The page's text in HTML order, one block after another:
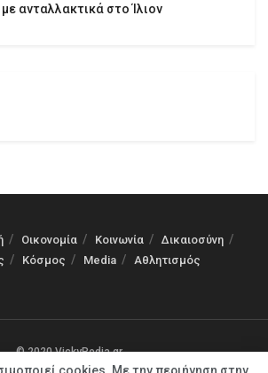
ανταλλακτικά στο Ίλιον
Οικονομία Κοινωνία
Δικαιοσύνη
Κόσμος Media Αθλητισμός
© 2020 VickyPedia.gr